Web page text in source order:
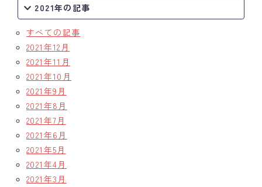
2021年の記事
すべての記事
2021年12月
2021年11月
2021年10月
2021年9月
2021年8月
2021年7月
2021年6月
2021年5月
2021年4月
2021年3月